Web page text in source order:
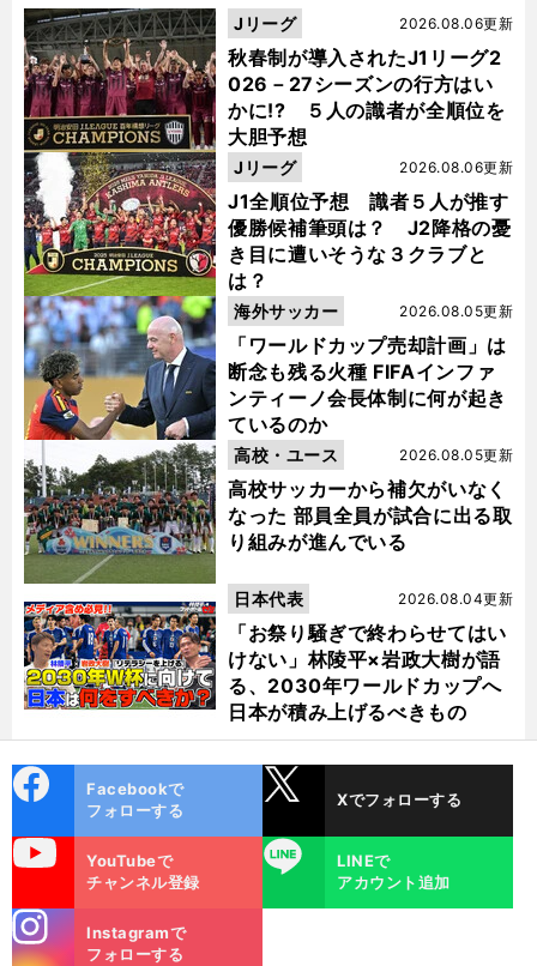
秋春制が導入されたJ1リーグ2
026－27シーズンの行方はい
かに!? ５人の識者が全順位を
大胆予想
2026.08.06更新
Jリーグ
J1全順位予想 識者５人が推す
優勝候補筆頭は？ J2降格の憂
き目に遭いそうな３クラブと
は？
2026.08.06更新
Jリーグ
「ワールドカップ売却計画」は
断念も残る火種 FIFAインファ
ンティーノ会長体制に何が起き
ているのか
2026.08.05更新
海外サッカー
高校サッカーから補欠がいなく
なった 部員全員が試合に出る取
り組みが進んでいる
2026.08.05更新
高校・ユース
「お祭り騒ぎで終わらせてはい
けない」林陵平×岩政大樹が語
る、2030年ワールドカップへ
日本が積み上げるべきもの
2026.08.04更新
日本代表
ok
Facebookで
フォローする
Xでフォローする
YouTubeで
チャンネル登録
LINE
LINEで
アカウント追加
m
Instagramで
フォローする